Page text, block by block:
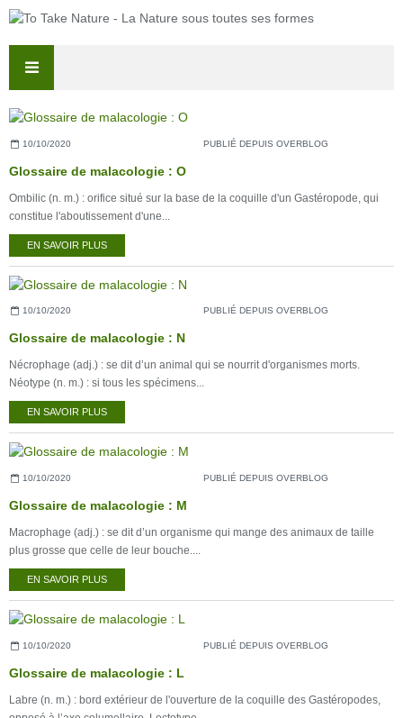
10/10/2020 PUBLIÉ DEPUIS OVERBLOG
Glossaire de malacologie : O
Ombilic (n. m.) : orifice situé sur la base de la coquille d'un Gastéropode, qui
constitue l'aboutissement d'une...
EN SAVOIR PLUS
10/10/2020 PUBLIÉ DEPUIS OVERBLOG
Glossaire de malacologie : N
Nécrophage (adj.) : se dit d’un animal qui se nourrit d'organismes morts.
Néotype (n. m.) : si tous les spécimens...
EN SAVOIR PLUS
10/10/2020 PUBLIÉ DEPUIS OVERBLOG
Glossaire de malacologie : M
Macrophage (adj.) : se dit d’un organisme qui mange des animaux de taille
plus grosse que celle de leur bouche....
EN SAVOIR PLUS
10/10/2020 PUBLIÉ DEPUIS OVERBLOG
Glossaire de malacologie : L
Labre (n. m.) : bord extérieur de l'ouverture de la coquille des Gastéropodes,